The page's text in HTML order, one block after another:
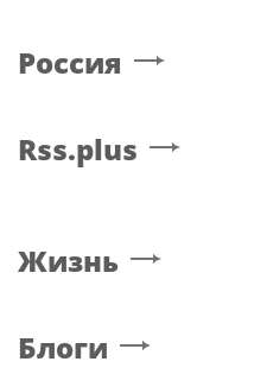
Россия
Rss.plus
Жизнь
Блоги